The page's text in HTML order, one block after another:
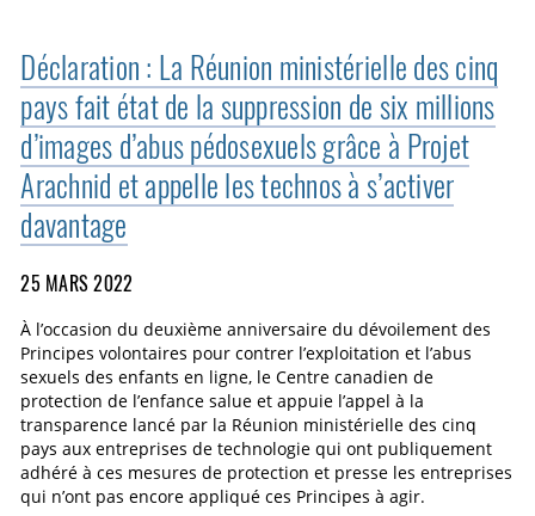
Déclaration : La Réunion ministérielle des cinq
pays fait état de la suppression de six millions
d’images d’abus pédosexuels grâce à Projet
Arachnid et appelle les technos à s’activer
davantage
25 MARS 2022
À l’occasion du deuxième anniversaire du dévoilement des
Principes volontaires pour contrer l’exploitation et l’abus
sexuels des enfants en ligne, le Centre canadien de
protection de l’enfance salue et appuie l’appel à la
transparence lancé par la Réunion ministérielle des cinq
pays aux entreprises de technologie qui ont publiquement
adhéré à ces mesures de protection et presse les entreprises
qui n’ont pas encore appliqué ces Principes à agir.